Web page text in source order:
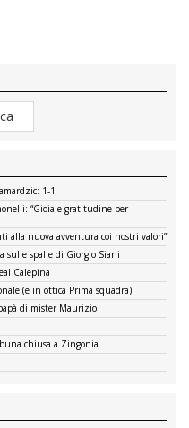
1-1
“Gioia e gratitudine per
alla nuova avventura coi nostri valori”
sulle spalle di Giorgio Siani
Calepina
(e in ottica Prima squadra)
di mister Maurizio
chiusa a Zingonia